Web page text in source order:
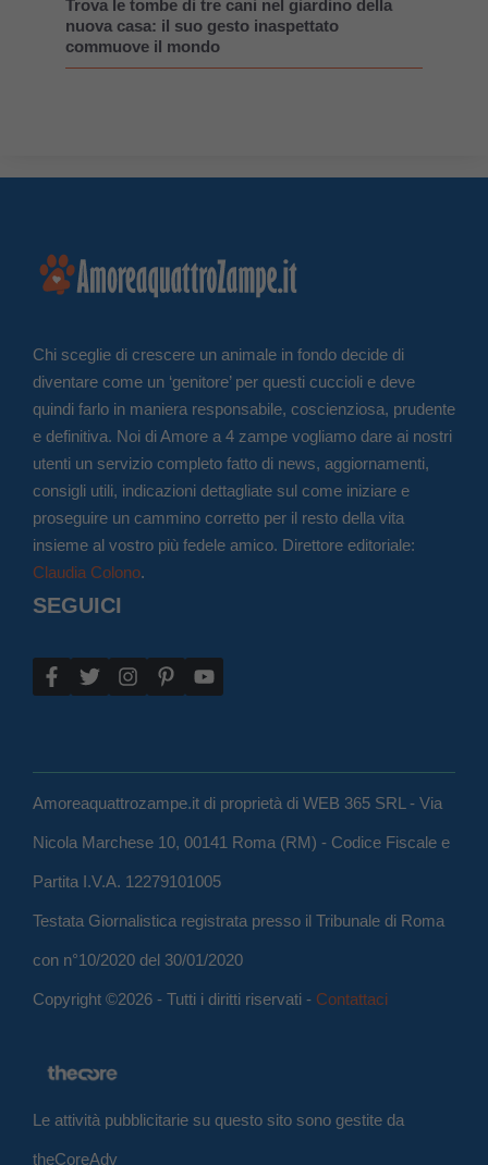
Trova le tombe di tre cani nel giardino della
nuova casa: il suo gesto inaspettato
commuove il mondo
Chi sceglie di crescere un animale in fondo decide di
diventare come un ‘genitore’ per questi cuccioli e deve
quindi farlo in maniera responsabile, coscienziosa, prudente
e definitiva. Noi di Amore a 4 zampe vogliamo dare ai nostri
utenti un servizio completo fatto di news, aggiornamenti,
consigli utili, indicazioni dettagliate sul come iniziare e
proseguire un cammino corretto per il resto della vita
insieme al vostro più fedele amico. Direttore editoriale:
Claudia Colono.
SEGUICI
Amoreaquattrozampe.it di proprietà di WEB 365 SRL - Via
Nicola Marchese 10, 00141 Roma (RM) - Codice Fiscale e
Partita I.V.A. 12279101005
Testata Giornalistica registrata presso il Tribunale di Roma
con n°10/2020 del 30/01/2020
Copyright ©2026 - Tutti i diritti riservati - Contattaci
Le attività pubblicitarie su questo sito sono gestite da
theCoreAdv